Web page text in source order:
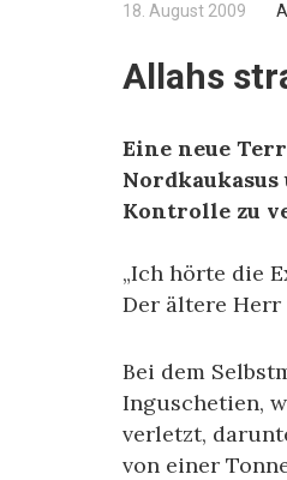
18. August 2009
Allahs
Eine neue
Kontrolle zu
„Ich hörte die
Der ältere
Bei dem
Inguschetien,
verletzt,
von einer